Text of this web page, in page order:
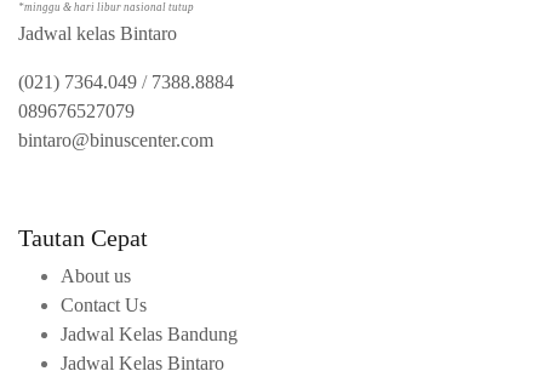
*minggu & hari libur nasional tutup
Jadwal kelas Bintaro
(021) 7364.049 / 7388.8884
089676527079
bintaro@binuscenter.com
Tautan Cepat
About us
Contact Us
Jadwal Kelas Bandung
Jadwal Kelas Bintaro